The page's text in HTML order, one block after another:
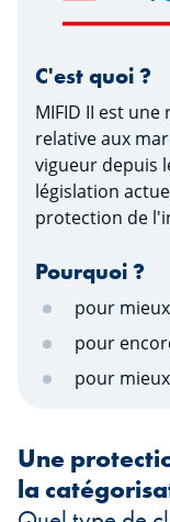
C'est quoi ?
MIFID II est
relative aux
vigueur depuis
législation
protection de
Pourquoi ?
pour
pour
pour
Une
la